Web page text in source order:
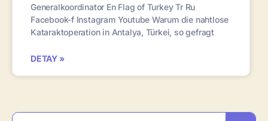
Generalkoordinator En Flag of Turkey Tr Ru
Facebook-f Instagram Youtube Warum die nahtlose
Kataraktoperation in Antalya, Türkei, so gefragt
DETAY »